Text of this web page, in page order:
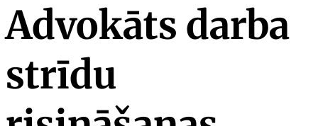
Advokāts darba
strīdu